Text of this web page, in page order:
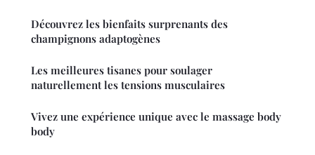
Découvrez les bienfaits surprenants des
champignons adaptogènes
Les meilleures tisanes pour soulager
naturellement les tensions musculaires
Vivez une expérience unique avec le massage body
body